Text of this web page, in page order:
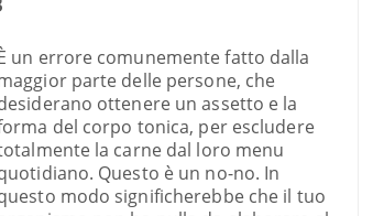
un errore comunemente fatto dalla
parte delle persone, che
ottenere un assetto e la
del corpo tonica, per escludere
la carne dal loro menu
Questo è un no-no. In
modo significherebbe che il tuo